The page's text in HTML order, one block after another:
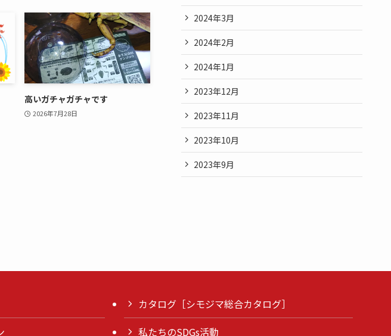
高いガチャガチャです
2026年7月28日
2024年3月
2024年2月
2024年1月
2023年12月
2023年11月
2023年10月
2023年9月
カタログ［シモジマ総合カタログ］
私たちのSDGs活動